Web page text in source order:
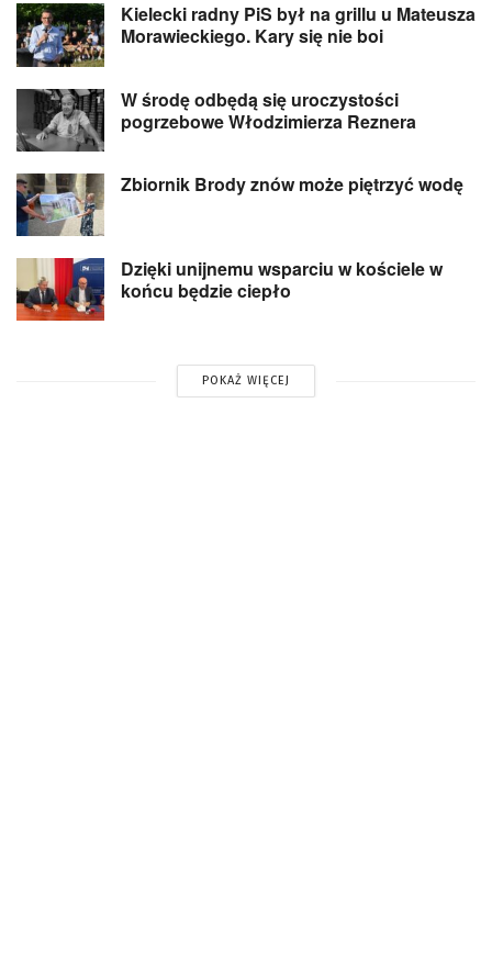
Kielecki radny PiS był na grillu u Mateusza
Morawieckiego. Kary się nie boi
W środę odbędą się uroczystości
pogrzebowe Włodzimierza Reznera
Zbiornik Brody znów może piętrzyć wodę
Dzięki unijnemu wsparciu w kościele w
końcu będzie ciepło
POKAŻ WIĘCEJ